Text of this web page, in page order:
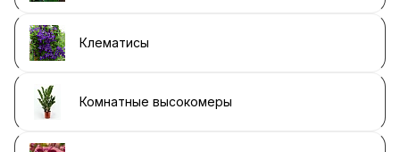
Клематисы
Комнатные высокомеры